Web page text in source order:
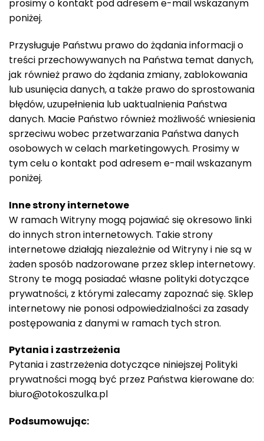
prosimy o kontakt pod adresem e-mail wskazanym
poniżej.
Przysługuje Państwu prawo do żądania informacji o
treści przechowywanych na Państwa temat danych,
jak również prawo do żądania zmiany, zablokowania
lub usunięcia danych, a także prawo do sprostowania
błędów, uzupełnienia lub uaktualnienia Państwa
danych. Macie Państwo również możliwość wniesienia
sprzeciwu wobec przetwarzania Państwa danych
osobowych w celach marketingowych. Prosimy w
tym celu o kontakt pod adresem e-mail wskazanym
poniżej.
Inne strony internetowe
W ramach Witryny mogą pojawiać się okresowo linki
do innych stron internetowych. Takie strony
internetowe działają niezależnie od Witryny i nie są w
żaden sposób nadzorowane przez sklep internetowy.
Strony te mogą posiadać własne polityki dotyczące
prywatności, z którymi zalecamy zapoznać się. Sklep
internetowy nie ponosi odpowiedzialności za zasady
postępowania z danymi w ramach tych stron.
Pytania i zastrzeżenia
Pytania i zastrzeżenia dotyczące niniejszej Polityki
prywatności mogą być przez Państwa kierowane do:
biuro@otokoszulka.pl
Podsumowując: